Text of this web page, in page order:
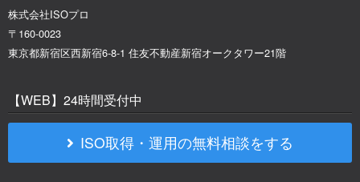
株式会社ISOプロ
〒160-0023
東京都新宿区西新宿6-8-1 住友不動産新宿オークタワー21階
【WEB】24時間受付中
ISO取得・運用の無料相談をする